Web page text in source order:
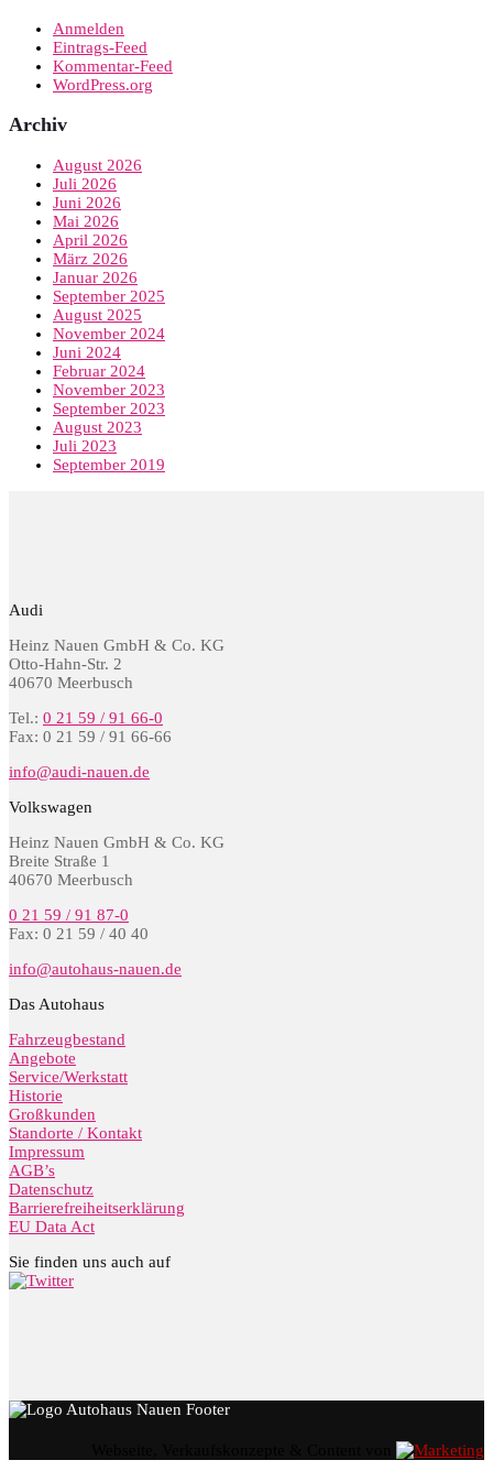
Anmelden
Eintrags-Feed
Kommentar-Feed
WordPress.org
Archiv
August 2026
Juli 2026
Juni 2026
Mai 2026
April 2026
März 2026
Januar 2026
September 2025
August 2025
November 2024
Juni 2024
Februar 2024
November 2023
September 2023
August 2023
Juli 2023
September 2019
Audi
Heinz Nauen GmbH & Co. KG
Otto-Hahn-Str. 2
40670 Meerbusch
Tel.: 0 21 59 / 91 66-0
Fax: 0 21 59 / 91 66-66
info@audi-nauen.de
Volkswagen
Heinz Nauen GmbH & Co. KG
Breite Straße 1
40670 Meerbusch
0 21 59 / 91 87-0
Fax: 0 21 59 / 40 40
info@autohaus-nauen.de
Das Autohaus
Fahrzeugbestand
Angebote
Service/Werkstatt
Historie
Großkunden
Standorte / Kontakt
Impressum
AGB’s
Datenschutz
Barrierefreiheitserklärung
EU Data Act
Sie finden uns auch auf